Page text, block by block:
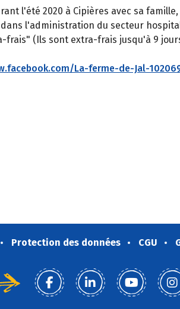
l'été 2020 à Cipières avec sa
l'administration du secteur
frais" (Ils sont extra-frais jusqu'à 9
La-ferme-de-Jal-
Protection des données CGU